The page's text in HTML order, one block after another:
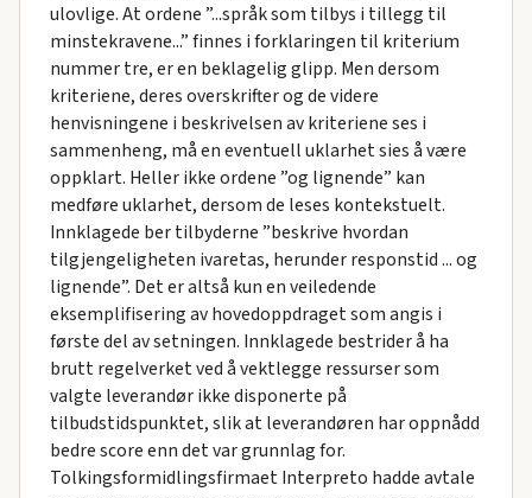
ulovlige. At ordene ”...språk som tilbys i tillegg til
minstekravene...” finnes i forklaringen til kriterium
nummer tre, er en beklagelig glipp. Men dersom
kriteriene, deres overskrifter og de videre
henvisningene i beskrivelsen av kriteriene ses i
sammenheng, må en eventuell uklarhet sies å være
oppklart. Heller ikke ordene ”og lignende” kan
medføre uklarhet, dersom de leses kontekstuelt.
Innklagede ber tilbyderne ”beskrive hvordan
tilgjengeligheten ivaretas, herunder responstid ... og
lignende”. Det er altså kun en veiledende
eksemplifisering av hovedoppdraget som angis i
første del av setningen. Innklagede bestrider å ha
brutt regelverket ved å vektlegge ressurser som
valgte leverandør ikke disponerte på
tilbudstidspunktet, slik at leverandøren har oppnådd
bedre score enn det var grunnlag for.
Tolkingsformidlingsfirmaet Interpreto hadde avtale